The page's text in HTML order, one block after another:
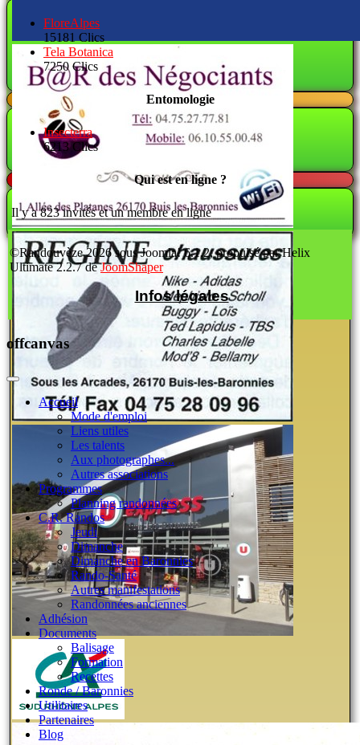
FloreAlpes
15181 Clics
Tela Botanica
7250 Clics
Entomologie
Insecterra
6213 Clics
Qui est en ligne ?
Il y a 823 invités et un membre en ligne
©Randouvèze 2026 sous Joomla! 6.1.2; propulsé par Helix
Ultimate 2.2.7 deJoomShaper
Infos légales
offcanvas
Accueil
Mode d'emploi
Liens utiles
Les talents
Aux photographes...
Autres associations
Programmes
Planning randonnées
C.R. Randos
Jeudi
Dimanche
Dimanche en Baronnies
Rando-Santé
Autres manifestations
Randonnées anciennes
Adhésion
Documents
Balisage
Formation
Recettes
Ronde / Baronnies
Utilitaires
Partenaires
Blog